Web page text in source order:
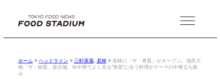
MENU
ホーム > ヘッドライン > 三軒茶屋, 若林> 若林に「ザ・青皿」がオープン。池尻大
橋「ザ・銀皿」新店舗、街中華でよく見る”青皿“に合う料理がテーマの中華立ち飲
み